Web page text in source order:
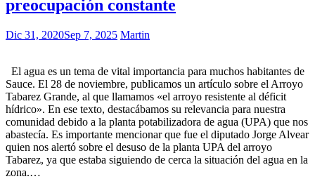
preocupación constante
Dic 31, 2020Sep 7, 2025 Martin
El agua es un tema de vital importancia para muchos habitantes de
Sauce. El 28 de noviembre, publicamos un artículo sobre el Arroyo
Tabarez Grande, al que llamamos «el arroyo resistente al déficit
hídrico». En ese texto, destacábamos su relevancia para nuestra
comunidad debido a la planta potabilizadora de agua (UPA) que nos
abastecía. Es importante mencionar que fue el diputado Jorge Alvear
quien nos alertó sobre el desuso de la planta UPA del arroyo
Tabarez, ya que estaba siguiendo de cerca la situación del agua en la
zona.…